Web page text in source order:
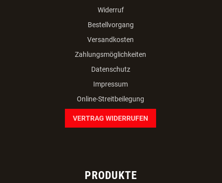
Widerruf
Bestellvorgang
Versandkosten
Zahlungsmöglichkeiten
Datenschutz
Impressum
Online-Streitbeilegung
VERTRAG WIDERRUFEN
PRODUKTE